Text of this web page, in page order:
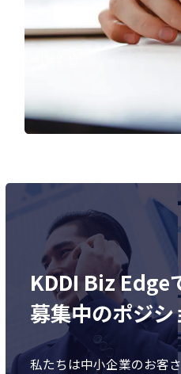
KDDI Biz Edge
募集中のポジシ
私たちは中小企業のお客